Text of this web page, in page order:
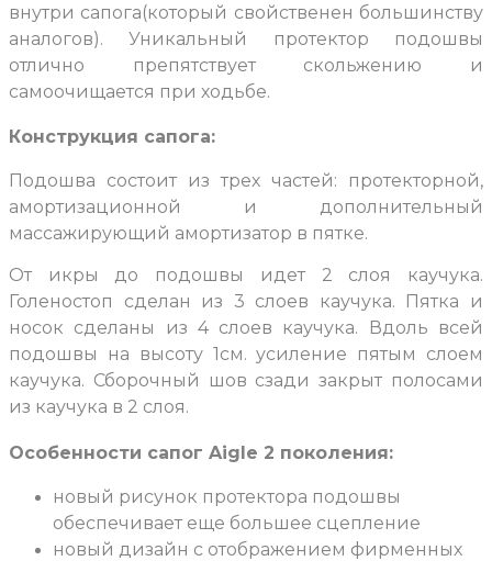
внутри сапога(который свойственен большинству
аналогов). Уникальный протектор подошвы
отлично препятствует скольжению и
самоочищается при ходьбе.
Конструкция сапога:
Подошва состоит из трех частей: протекторной,
амортизационной и дополнительный
массажирующий амортизатор в пятке.
От икры до подошвы идет 2 слоя каучука.
Голеностоп сделан из 3 слоев каучука. Пятка и
носок сделаны из 4 слоев каучука. Вдоль всей
подошвы на высоту 1см. усиление пятым слоем
каучука. Сборочный шов сзади закрыт полосами
из каучука в 2 слоя.
Особенности сапог Aigle 2 поколения:
новый рисунок протектора подошвы
обеспечивает еще большее сцепление
новый дизайн с отображением фирменных